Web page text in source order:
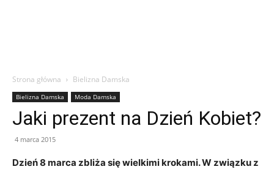
Strona główna Bielizna Damska
Bielizna Damska Moda Damska
Jaki prezent na Dzień Kobiet?
4 marca 2015
Dzień 8 marca zbliża się wielkimi krokami. W związku z